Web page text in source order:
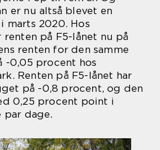
er nu altså blevet en
marts 2020. Hos
på F5-lånet nu på
renten for den samme
-0,05 procent hos
Renten på F5-lånet har
på -0,8 procent, og den
0,25 procent point i
par dage.